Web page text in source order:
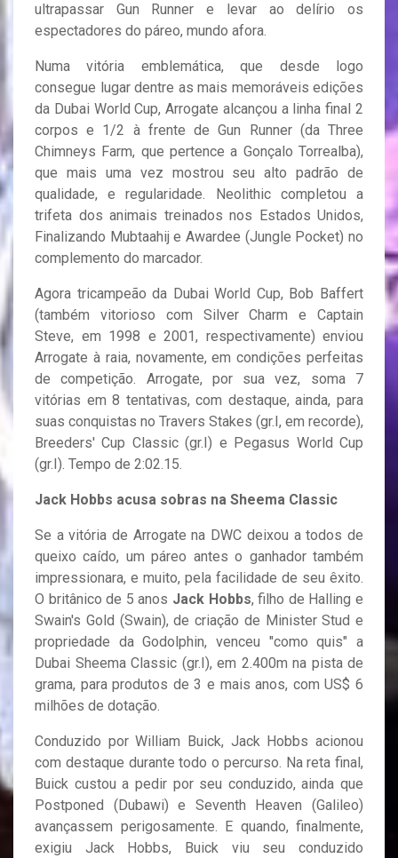
ultrapassar Gun Runner e levar ao delírio os
espectadores do páreo, mundo afora.
Numa vitória emblemática, que desde logo
consegue lugar dentre as mais memoráveis edições
da Dubai World Cup, Arrogate alcançou a linha final 2
corpos e 1/2 à frente de Gun Runner (da Three
Chimneys Farm, que pertence a Gonçalo Torrealba),
que mais uma vez mostrou seu alto padrão de
qualidade, e regularidade. Neolithic completou a
trifeta dos animais treinados nos Estados Unidos,
Finalizando Mubtaahij e Awardee (Jungle Pocket) no
complemento do marcador.
Agora tricampeão da Dubai World Cup, Bob Baffert
(também vitorioso com Silver Charm e Captain
Steve, em 1998 e 2001, respectivamente) enviou
Arrogate à raia, novamente, em condições perfeitas
de competição. Arrogate, por sua vez, soma 7
vitórias em 8 tentativas, com destaque, ainda, para
suas conquistas no Travers Stakes (gr.I, em recorde),
Breeders' Cup Classic (gr.I) e Pegasus World Cup
(gr.I). Tempo de 2:02.15.
Jack Hobbs acusa sobras na Sheema Classic
Se a vitória de Arrogate na DWC deixou a todos de
queixo caído, um páreo antes o ganhador também
impressionara, e muito, pela facilidade de seu êxito.
O britânico de 5 anos Jack Hobbs, filho de Halling e
Swain's Gold (Swain), de criação de Minister Stud e
propriedade da Godolphin, venceu "como quis" a
Dubai Sheema Classic (gr.I), em 2.400m na pista de
grama, para produtos de 3 e mais anos, com US$ 6
milhões de dotação.
Conduzido por William Buick, Jack Hobbs acionou
com destaque durante todo o percurso. Na reta final,
Buick custou a pedir por seu conduzido, ainda que
Postponed (Dubawi) e Seventh Heaven (Galileo)
avançassem perigosamente. E quando, finalmente,
exigiu Jack Hobbs, Buick viu seu conduzido